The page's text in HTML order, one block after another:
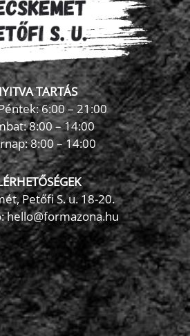
TARTÁS
6:00 – 21:00
8:00 – 14:00
8:00 – 14:00
Petőfi S. u. 18-20.
hello@formazona.hu